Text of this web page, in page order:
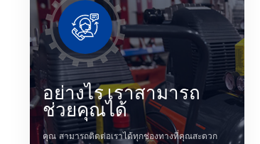
อย่างไร เราสามารถ
ช่วยคุณได้
คุณ สามารถติดต่อเราได้ทุกช่องทางที่คุณสะดวก